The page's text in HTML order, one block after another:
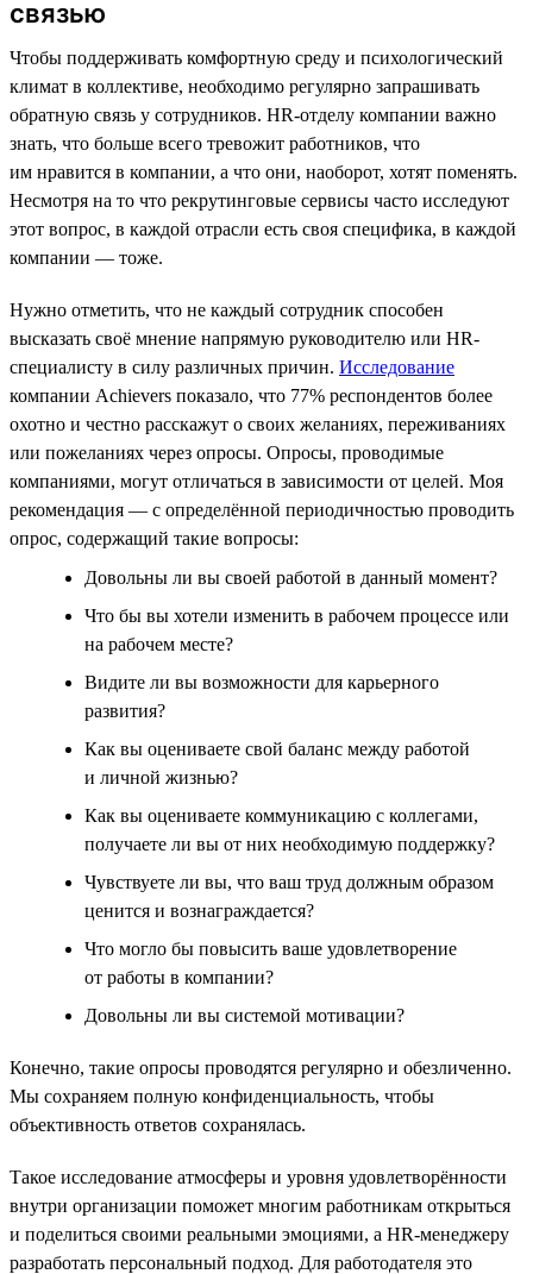
связью
Чтобы поддерживать комфортную среду и психологический
климат в коллективе, необходимо регулярно запрашивать
обратную связь у сотрудников. HR-отделу компании важно
знать, что больше всего тревожит работников, что
им нравится в компании, а что они, наоборот, хотят поменять.
Несмотря на то что рекрутинговые сервисы часто исследуют
этот вопрос, в каждой отрасли есть своя специфика, в каждой
компании — тоже.
Нужно отметить, что не каждый сотрудник способен
высказать своё мнение напрямую руководителю или HR-
специалисту в силу различных причин. Исследование
компании Achievers показало, что 77% респондентов более
охотно и честно расскажут о своих желаниях, переживаниях
или пожеланиях через опросы. Опросы, проводимые
компаниями, могут отличаться в зависимости от целей. Моя
рекомендация — с определённой периодичностью проводить
опрос, содержащий такие вопросы:
Довольны ли вы своей работой в данный момент?
Что бы вы хотели изменить в рабочем процессе или
на рабочем месте?
Видите ли вы возможности для карьерного
развития?
Как вы оцениваете свой баланс между работой
и личной жизнью?
Как вы оцениваете коммуникацию с коллегами,
получаете ли вы от них необходимую поддержку?
Чувствуете ли вы, что ваш труд должным образом
ценится и вознаграждается?
Что могло бы повысить ваше удовлетворение
от работы в компании?
Довольны ли вы системой мотивации?
Конечно, такие опросы проводятся регулярно и обезличенно.
Мы сохраняем полную конфиденциальность, чтобы
объективность ответов сохранялась.
Такое исследование атмосферы и уровня удовлетворённости
внутри организации поможет многим работникам открыться
и поделиться своими реальными эмоциями, а HR-менеджеру
разработать персональный подход. Для работодателя это